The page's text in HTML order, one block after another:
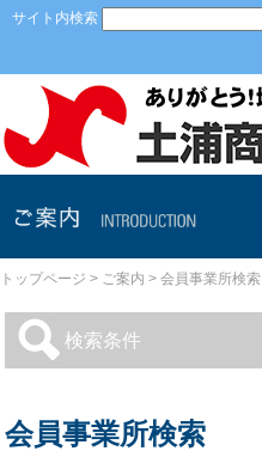
本文へ
サイト内検索
ご案内
トップページ > ご案内 > 会員事業所検索
検索条件
会員事業所検索